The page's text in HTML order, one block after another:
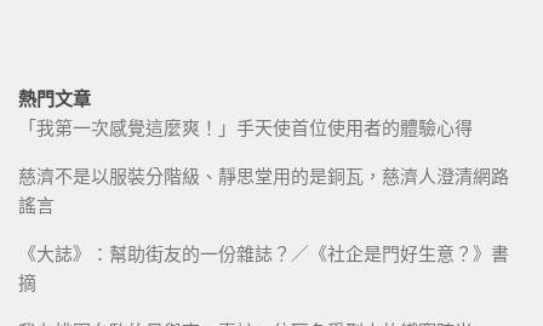
熱門文章
「我第一次感覺這麼爽！」手天使首位使用者的體驗心得
慈濟不是以服裝分階級、靜思堂用的是銅瓦，慈濟人澄清網路
謠言
《大誌》：幫助街友的一份雜誌？／《社企是門好生意？》書
摘